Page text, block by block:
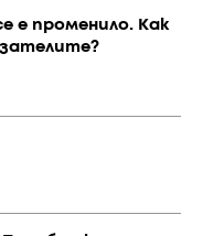
е променило. Как